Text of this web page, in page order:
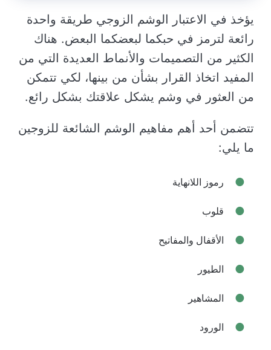
يؤخذ في الاعتبار الوشم الزوجي طريقة واحدة
رائعة لترمز في حبكما لبعضكما البعض. هناك
الكثير من التصميمات والأنماط العديدة التي من
المفيد اتخاذ القرار بشأن من بينها، لكي تتمكن
من العثور في وشم يشكل علاقتك بشكل رائع.
تتضمن أحد أهم مفاهيم الوشم الشائعة للزوجين
ما يلي:
رموز اللانهاية
قلوب
الأقفال والمفاتيح
الطيور
المشاهير
الورود